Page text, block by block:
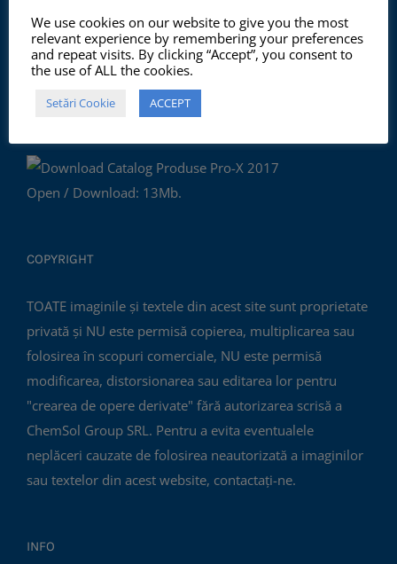
ISO9001:2015 și Certificatul Sistemului de Management
al Mediului ISO14001:2015.
PRO-X PRODUCTS CATALOG
Open / Download: 13Mb.
COPYRIGHT
TOATE imaginile și textele din acest site sunt proprietate
privată și NU este permisă copierea, multiplicarea sau
folosirea în scopuri comerciale, NU este permisă
modificarea, distorsionarea sau editarea lor pentru
"crearea de opere derivate" fără autorizarea scrisă a
ChemSol Group SRL. Pentru a evita eventualele
neplăceri cauzate de folosirea neautorizată a imaginilor
sau textelor din acest website, contactați-ne.
INFO
We use cookies on our website to give you the most
relevant experience by remembering your preferences
and repeat visits. By clicking “Accept”, you consent to
the use of ALL the cookies.
Setări Cookie ACCEPT